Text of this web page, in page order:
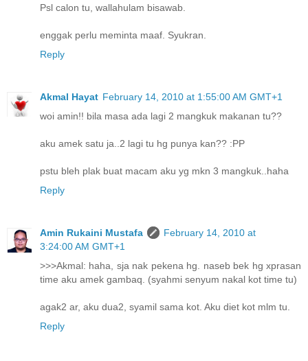
Psl calon tu, wallahulam bisawab.
enggak perlu meminta maaf. Syukran.
Reply
Akmal Hayat February 14, 2010 at 1:55:00 AM GMT+1
woi amin!! bila masa ada lagi 2 mangkuk makanan tu??
aku amek satu ja..2 lagi tu hg punya kan?? :PP
pstu bleh plak buat macam aku yg mkn 3 mangkuk..haha
Reply
Amin Rukaini Mustafa
February 14, 2010 at
3:24:00 AM GMT+1
>>>Akmal: haha, sja nak pekena hg. naseb bek hg xprasan
time aku amek gambaq. (syahmi senyum nakal kot time tu)
agak2 ar, aku dua2, syamil sama kot. Aku diet kot mlm tu.
Reply